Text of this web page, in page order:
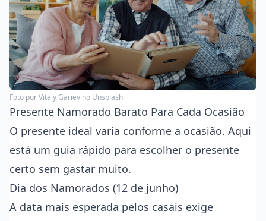
Foto porVitaly Gariev no Unsplash
Presente Namorado Barato Para Cada Ocasião
O presente ideal varia conforme a ocasião. Aqui
está um guia rápido para escolher o presente
certo sem gastar muito.
Dia dos Namorados (12 de junho)
A data mais esperada pelos casais exige